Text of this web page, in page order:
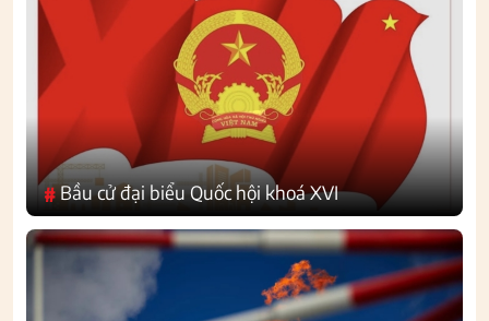
#Bầu cử đại biểu Quốc hội khoá XVI